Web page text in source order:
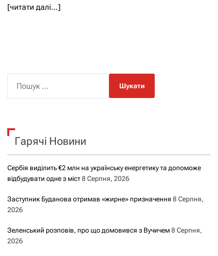
[читати далі…]
к
Гарячі Новини
Сербія виділить €2 млн на українську енергетику та допоможе
відбудувати одне з міст8 Серпня, 2026
Заступник Буданова отримав «жирне» призначення 8 Серпня,
2026
Зеленський розповів, про що домовився з Вучичем8 Серпня,
2026